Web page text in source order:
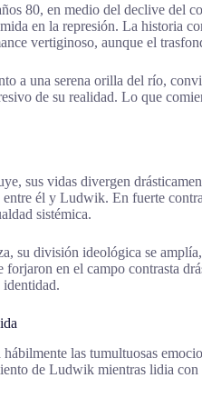
80, en medio del declive del
en la represión. La historia
vertiginoso, aunque el
a una serena orilla del río,
de su realidad. Lo que
sus vidas divergen
él y Ludwik. En fuerte
sistémica.
su división ideológica se
en el campo contrasta
identidad.
las tumultuosas
de Ludwik mientras lidia